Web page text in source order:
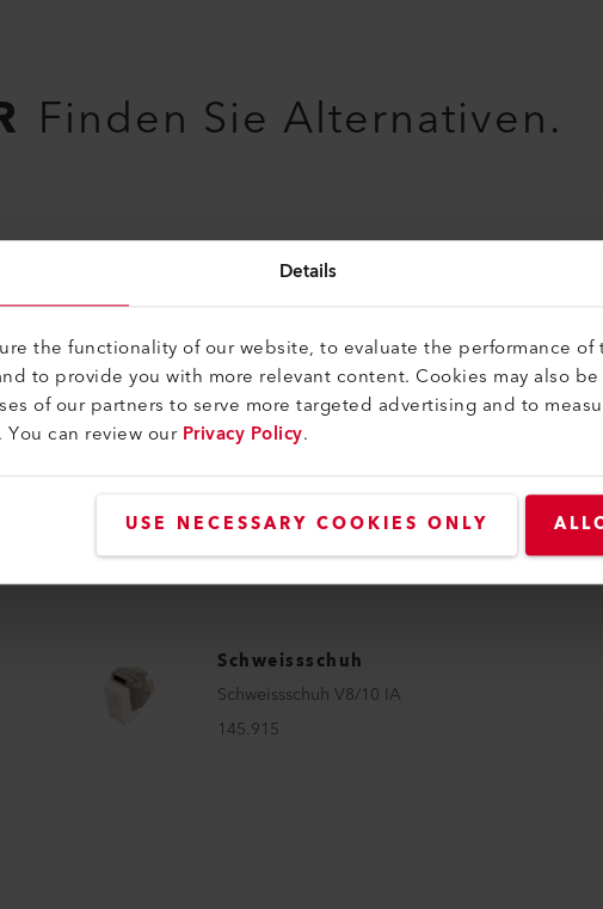
Details
the functionality of our website, to evaluate the performance
to provide you with more relevant content. Cookies may also
of our partners to serve more targeted advertising and to
can review ourPrivacy Policy.
USE NECESSARY COOKIES ONLY
Finden Sie Alternativen.
Schweissschuh
Schweissschuh K8/10 IA
145.896
Schweissschuh
Schweissschuh V8/10 IA
145.915